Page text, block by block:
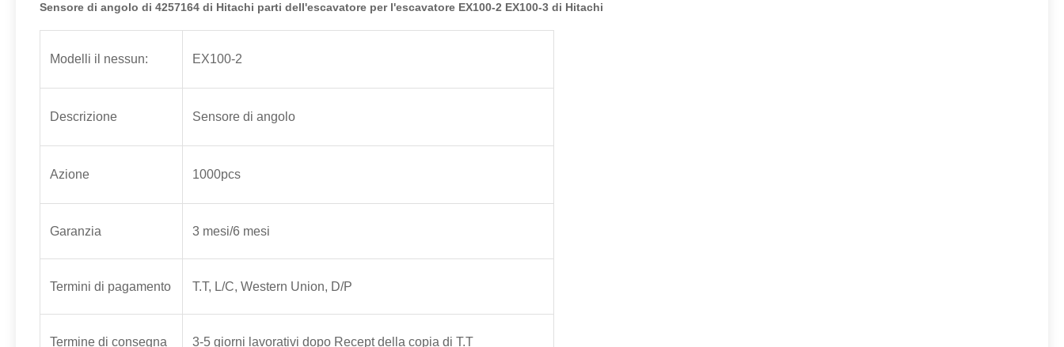
Sensore di angolo di 4257164 di Hitachi parti dell'escavatore per l'escavatore EX100-2 EX100-3 di Hitachi
Modelli il nessun: EX100-2
Descrizione Sensore di angolo
Azione 1000pcs
Garanzia 3 mesi/6 mesi
Termini di pagamento T.T, L/C, Western Union, D/P
Termine di consegna 3-5 giorni lavorativi dopo Recept della copia di T.T